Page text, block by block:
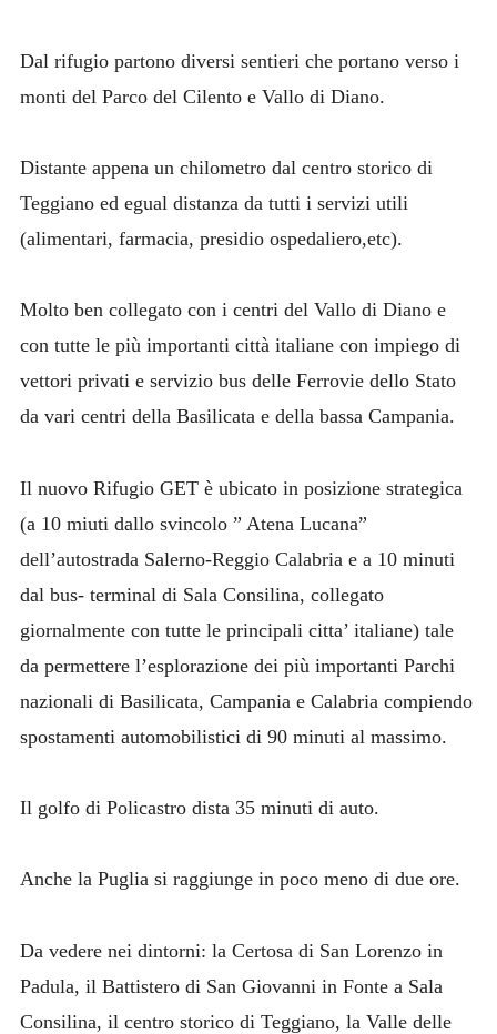
Dal rifugio partono diversi sentieri che portano verso i
monti del Parco del Cilento e Vallo di Diano.
Distante appena un chilometro dal centro storico di
Teggiano ed egual distanza da tutti i servizi utili
(alimentari, farmacia, presidio ospedaliero,etc).
Molto ben collegato con i centri del Vallo di Diano e
con tutte le più importanti città italiane con impiego di
vettori privati e servizio bus delle Ferrovie dello Stato
da vari centri della Basilicata e della bassa Campania.
Il nuovo Rifugio GET è ubicato in posizione strategica
(a 10 miuti dallo svincolo ” Atena Lucana”
dell’autostrada Salerno-Reggio Calabria e a 10 minuti
dal bus- terminal di Sala Consilina, collegato
giornalmente con tutte le principali citta’ italiane) tale
da permettere l’esplorazione dei più importanti Parchi
nazionali di Basilicata, Campania e Calabria compiendo
spostamenti automobilistici di 90 minuti al massimo.
Il golfo di Policastro dista 35 minuti di auto.
Anche la Puglia si raggiunge in poco meno di due ore.
Da vedere nei dintorni: la Certosa di San Lorenzo in
Padula, il Battistero di San Giovanni in Fonte a Sala
Consilina, il centro storico di Teggiano, la Valle delle